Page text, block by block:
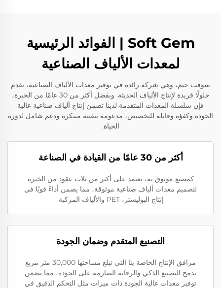
Soft Gem | الفوائد الرئيسية
لمعدات الألياف الصناعية
سوفت جيم، وهي شركة رائدة في توفير معدات الألياف الصناعية، تقدم
حلولًا فريدة لإنتاج الألياف الحديثة. وبفضل أكثر من 30 عامًا من الخبرة،
فإن سلسلة المعدات المتقدمة لدينا تضمن إنتاج ألياف صناعية عالية
الجودة وكفؤة وقابلة للتخصيص، مدعومة بتقنية مبتكرة ودعم شامل لدورة
الحياة.
أكثر من 30 عامًا من القيادة في الصناعة
كمصنع موثوق به، نعتمد على أكثر من ثلاث عقود من الخبرة
لتصميم معدات ألياف صناعية موثوقة، مما يضمن أداءً قويًا في
إنتاج البوليستر، PET والألياف المركبة.
التصنيع المتقدم وضمان الجودة
مرافق الإنتاج الخاصة بنا التي تبلغ مساحتها 30,000 متر مربع
تدمج التصنيع الذكي والرقابة الصارمة على الجودة، مما يضمن
توفير معدات عالية الجودة ذات ميزات مثل التحكم الدقيق في